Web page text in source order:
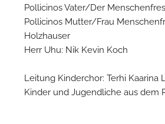
Pollicinos Vater/Der
Pollicinos Mutter/Frau
Holzhauser
Herr Uhu: Nik Kevin Koch
Leitung Kinderchor: Terhi Kaarina
Kinder und Jugendliche aus dem